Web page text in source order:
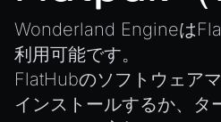
Wonderland Engineは
利用可能です。
FlatHubのソフトウェア
インストールするか、タ
Texture
TextureManager
UTILS